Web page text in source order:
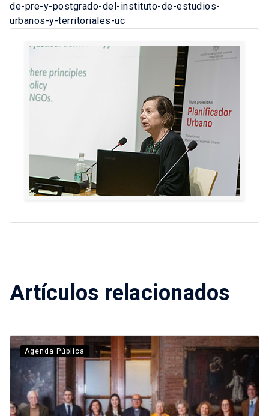
de-pre-y-postgrado-del-instituto-de-estudios-
urbanos-y-territoriales-uc
Artículos relacionados
Agenda Pública